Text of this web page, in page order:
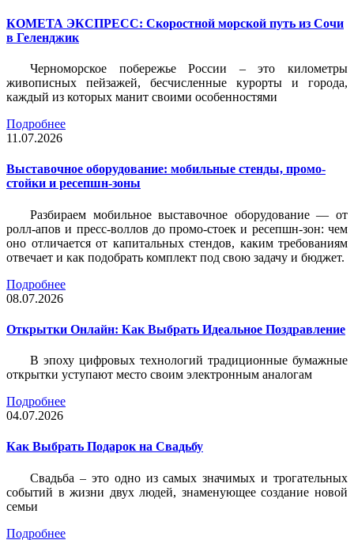
КОМЕТА ЭКСПРЕСС: Скоростной морской путь из Сочи
в Геленджик
Черноморское побережье России – это километры
живописных пейзажей, бесчисленные курорты и города,
каждый из которых манит своими особенностями
Подробнее
11.07.2026
Выставочное оборудование: мобильные стенды, промо-
стойки и ресепшн-зоны
Разбираем мобильное выставочное оборудование — от
ролл-апов и пресс-воллов до промо-стоек и ресепшн-зон: чем
оно отличается от капитальных стендов, каким требованиям
отвечает и как подобрать комплект под свою задачу и бюджет.
Подробнее
08.07.2026
Открытки Онлайн: Как Выбрать Идеальное Поздравление
В эпоху цифровых технологий традиционные бумажные
открытки уступают место своим электронным аналогам
Подробнее
04.07.2026
Как Выбрать Подарок на Свадьбу
Свадьба – это одно из самых значимых и трогательных
событий в жизни двух людей, знаменующее создание новой
семьи
Подробнее